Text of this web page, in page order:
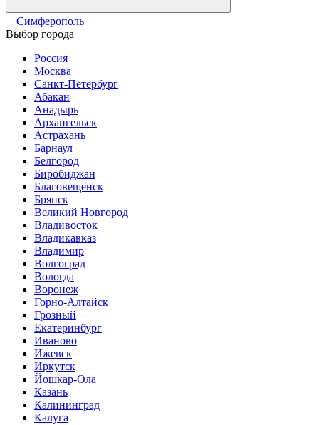
Симферополь
Выбор города
Россия
Москва
Санкт-Петербург
Абакан
Анадырь
Архангельск
Астрахань
Барнаул
Белгород
Биробиджан
Благовещенск
Брянск
Великий Новгород
Владивосток
Владикавказ
Владимир
Волгоград
Вологда
Воронеж
Горно-Алтайск
Грозный
Екатеринбург
Иваново
Ижевск
Иркутск
Йошкар-Ола
Казань
Калининград
Калуга